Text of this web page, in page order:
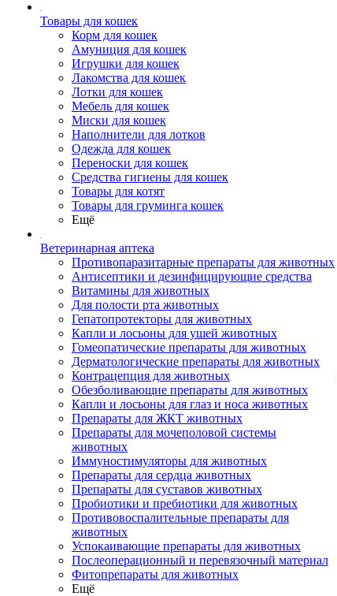
Товары для кошек
Корм для кошек
Амуниция для кошек
Игрушки для кошек
Лакомства для кошек
Лотки для кошек
Мебель для кошек
Миски для кошек
Наполнители для лотков
Одежда для кошек
Переноски для кошек
Средства гигиены для кошек
Товары для котят
Товары для груминга кошек
Ещё
Ветеринарная аптека
Противопаразитарные препараты для животных
Антисептики и дезинфицирующие средства
Витамины для животных
Для полости рта животных
Гепатопротекторы для животных
Капли и лосьоны для ушей животных
Гомеопатические препараты для животных
Дерматологические препараты для животных
Контрацепция для животных
Обезболивающие препараты для животных
Капли и лосьоны для глаз и носа животных
Препараты для ЖКТ животных
Препараты для мочеполовой системы
животных
Иммуностимуляторы для животных
Препараты для сердца животных
Препараты для суставов животных
Пробиотики и пребиотики для животных
Противовоспалительные препараты для
животных
Успокаивающие препараты для животных
Послеоперационный и перевязочный материал
Фитопрепараты для животных
Ещё